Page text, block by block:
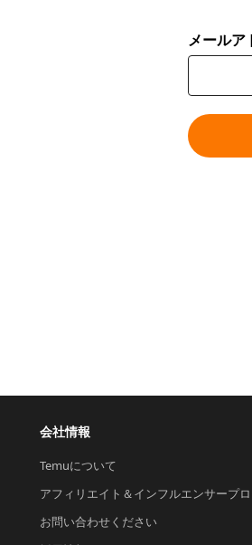
メールア
会社情報
Temuについて
アフィリエイト＆インフルエンサープ
お問い合わせください